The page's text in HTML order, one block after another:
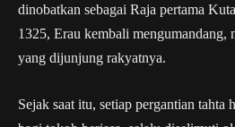
dinobatkan sebagai Raja pertama
1325, Erau kembali mengumandang,
yang dijunjung rakyatnya.
Sejak saat itu, setiap pergantian tahta